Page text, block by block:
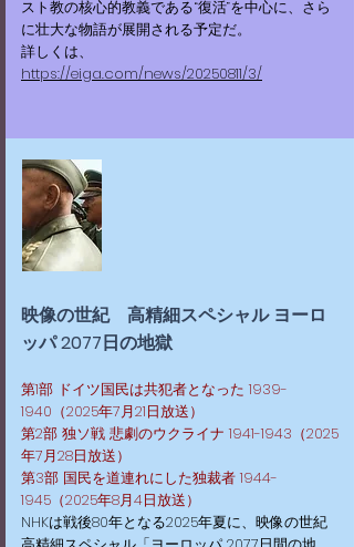
スト教の核心的教義である“復活”を中心に、さら
に壮大な物語が展開される予定だ。
詳しくは、
https://eiga.com/news/20250811/3/
映像の世紀 高精細スペシャル ヨーロ
ッパ 2077日の地獄
第1部 ドイツ国民は共犯者となった 1939-
1940 （2025年7月21日放送）
第2部 独ソ戦 悲劇のウクライナ 1941-1943 （2025
年7月28日放送）
第3部 国民を道連れにした独裁者 1944-
1945 （2025年8月4日放送）
NHKは戦後80年となる2025年夏に、映像の世紀